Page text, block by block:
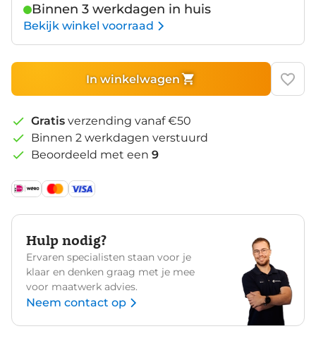
Binnen 3 werkdagen in huis
Bekijk winkel voorraad
In winkelwagen
Gratis verzending vanaf €50
Binnen 2 werkdagen verstuurd
Beoordeeld met een 9
Hulp nodig?
Ervaren specialisten staan voor je
klaar en denken graag met je mee
voor maatwerk advies.
Neem contact op